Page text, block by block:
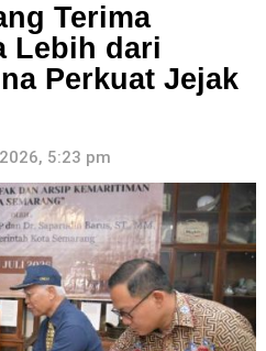
Terima
Lebih dari
Perkuat Jejak
5:23 pm